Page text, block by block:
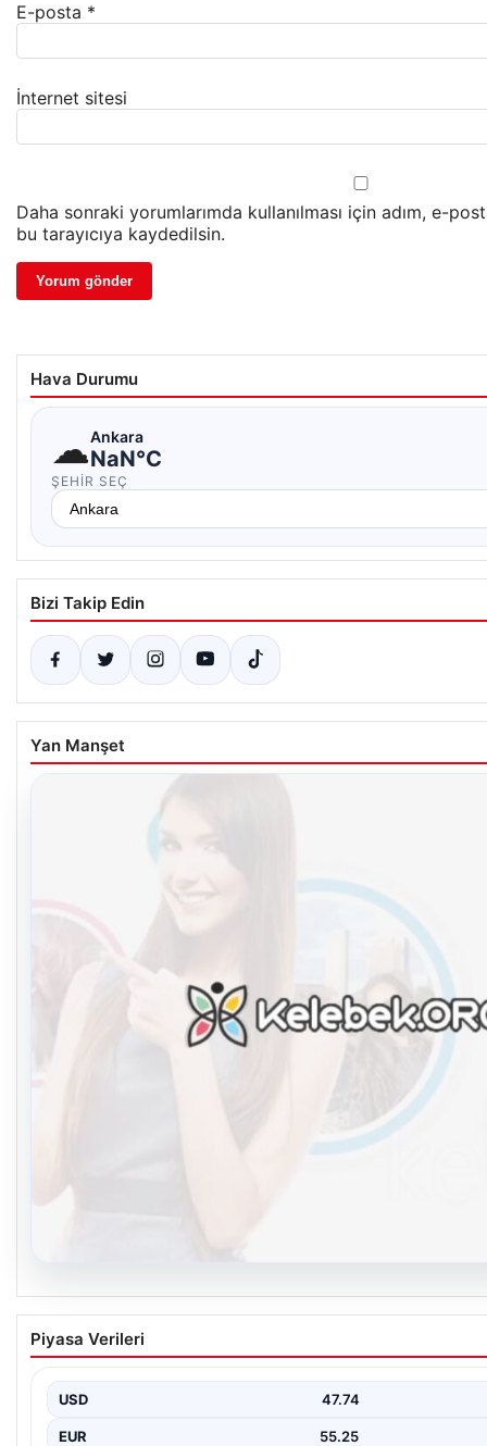
E-posta *
İnternet sitesi
Daha sonraki yorumlarımda kullanılması için adım, e-
bu tarayıcıya kaydedilsin.
Hava Durumu
☁Ankara
NaN°C
ŞEHIR SEÇ
Bizi Takip Edin
Yan Manşet
Kelebek sohbet platformu İle Dijital İletişimin
Chat Deneyimi
barındırmaktadır. Halen pek…
Piyasa Verileri
USD 47.74
EUR 55.25